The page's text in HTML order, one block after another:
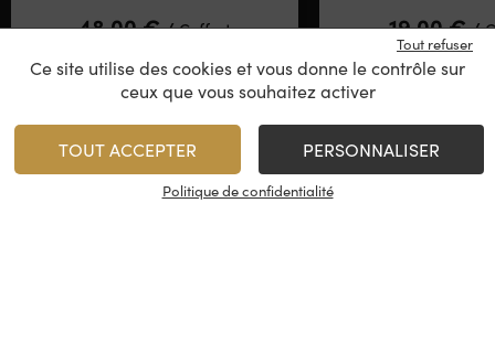
48,00€ /Coffret
AJOUTER
Stock limité
19,00€ /
1
Minimum 1 produit(s)
Ce site utilise des cookies et vous donne le contrôle sur
ceux que vous souhaitez activer
TOUT ACCEPTER
Tout refuser
PERSONNALISER
Politique de confidentialité